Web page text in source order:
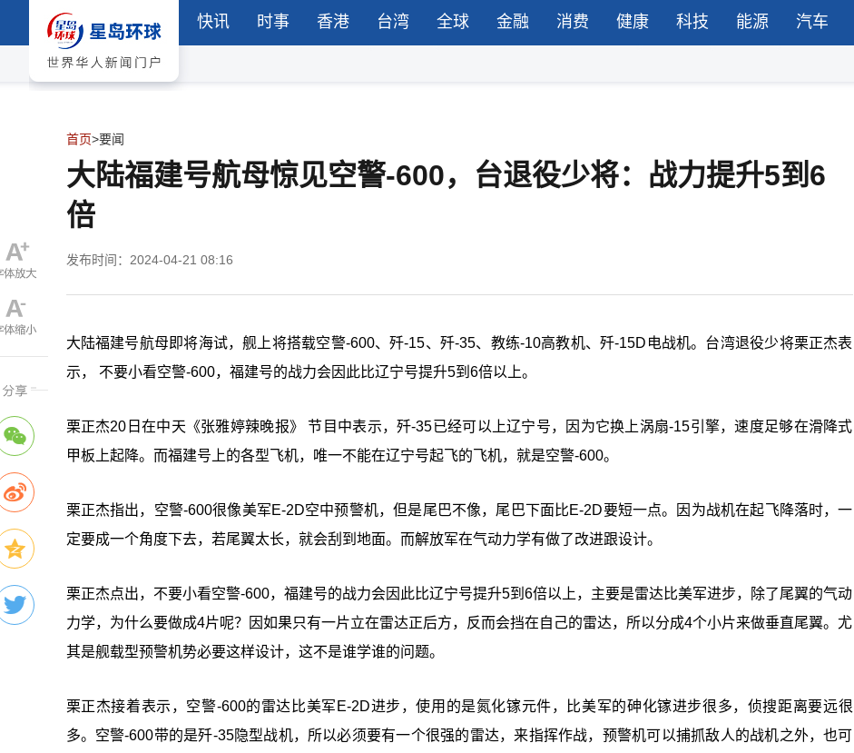
快讯 时事 香港 台湾 全球 金融 消费 健康 科技 能源 汽车
首页>要闻
大陆福建号航母惊见空警-600，台退役少将：战力提升5到6
倍
发布时间：2024-04-21 08:16
大陆福建号航母即将海试，舰上将搭载空警-600、歼-15、歼-35、教练-10高教机、歼-15D电战机。台湾退役少将栗正杰表
示， 不要小看空警-600，福建号的战力会因此比辽宁号提升5到6倍以上。
栗正杰20日在中天《张雅婷辣晚报》 节目中表示，歼-35已经可以上辽宁号，因为它换上涡扇-15引擎，速度足够在滑降式
甲板上起降。而福建号上的各型飞机，唯一不能在辽宁号起飞的飞机，就是空警-600。
栗正杰指出，空警-600很像美军E-2D空中预警机，但是尾巴不像，尾巴下面比E-2D要短一点。因为战机在起飞降落时，一
定要成一个角度下去，若尾翼太长，就会刮到地面。而解放军在气动力学有做了改进跟设计。
栗正杰点出，不要小看空警-600，福建号的战力会因此比辽宁号提升5到6倍以上，主要是雷达比美军进步，除了尾翼的气动
力学，为什么要做成4片呢？因如果只有一片立在雷达正后方，反而会挡在自己的雷达，所以分成4个小片来做垂直尾翼。尤
其是舰载型预警机势必要这样设计，这不是谁学谁的问题。
栗正杰接着表示，空警-600的雷达比美军E-2D进步，使用的是氮化镓元件，比美军的砷化镓进步很多，侦搜距离要远很
多。空警-600带的是歼-35隐型战机，所以必须要有一个很强的雷达，来指挥作战，预警机可以捕抓敌人的战机之外，也可